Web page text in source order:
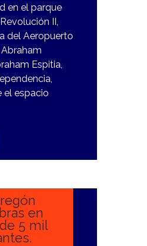
en el parque
II,
del Aeropuerto
Espitia,
el espacio
en
5 mil